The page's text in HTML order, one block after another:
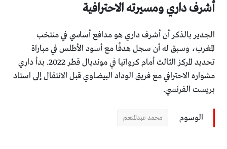
أشرف داري ومسيرته الاحترافية
الجدير بالذكر أن أشرف داري هو مدافع أساسي في منتخب
المغرب، وسبق له أن سجل هدفًا مع أسود الأطلس في مباراة
تحديد المركز الثالث أمام كرواتيا في مونديال قطر 2022. بدأ داري
مشواره الاحترافي مع فريق الوداد البيضاوي قبل الانتقال إلى استاد
بريست الفرنسي.
الوسوم محمد عبدالمنعم